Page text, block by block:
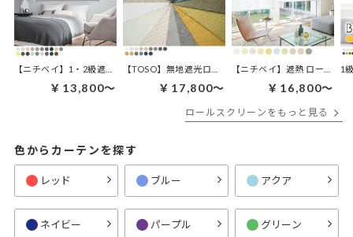
【ニチベイ】1・2級遮光 ロールスクリーン | ラフィー遮光
￥13,800～
【TOSO】無地遮光ロールスクリーン | ルノファブ遮光
￥17,800～
【ニチベイ】遮熱 ロールス
￥16,800～
1
ロールスクリーンをもっと見る
色からカーテンを探す
レッド ブルー アクア
ネイビー パープル グリーン